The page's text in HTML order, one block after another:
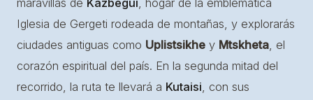
maravillas de Kazbegui, hogar de la emblemática
Iglesia de Gergeti rodeada de montañas, y explorarás
ciudades antiguas como Uplistsikhe y Mtskheta, el
corazón espiritual del país. En la segunda mitad del
recorrido, la ruta te llevará a Kutaisi, con sus